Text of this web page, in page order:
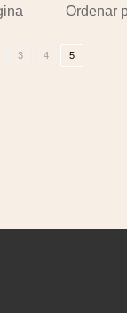
Ordenar
3 4 5